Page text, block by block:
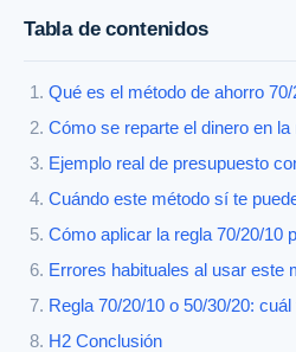
Tabla de contenidos
Qué es el método de ahorro 70/
Cómo se reparte el dinero en la
Ejemplo real de presupuesto
Cuándo este método sí te
Cómo aplicar la regla 70/20/10
Errores habituales al usar este
Regla 70/20/10 o 50/30/20:
H2 Conclusión